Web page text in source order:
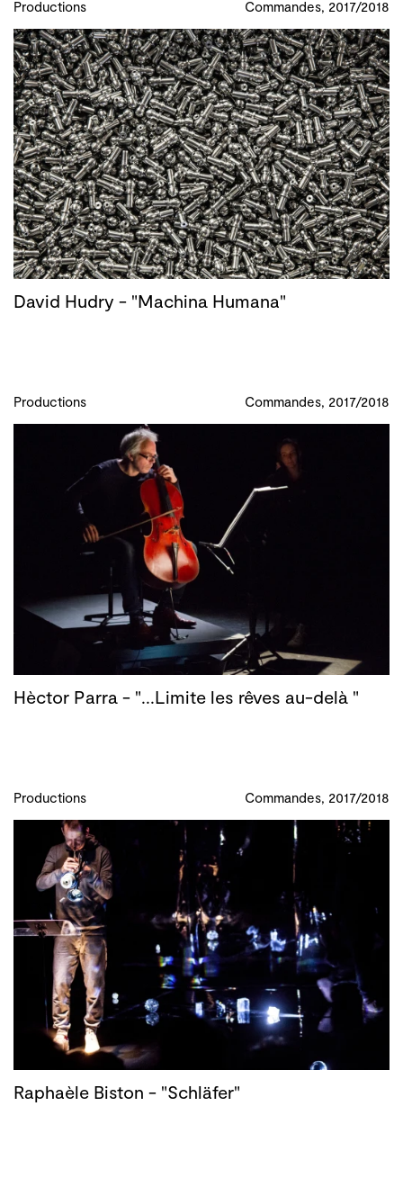
Productions Commandes, 2017/2018
David Hudry - "Machina Humana"
Productions Commandes, 2017/2018
Hèctor Parra - "...Limite les rêves au-delà "
Productions Commandes, 2017/2018
Raphaèle Biston - "Schläfer"